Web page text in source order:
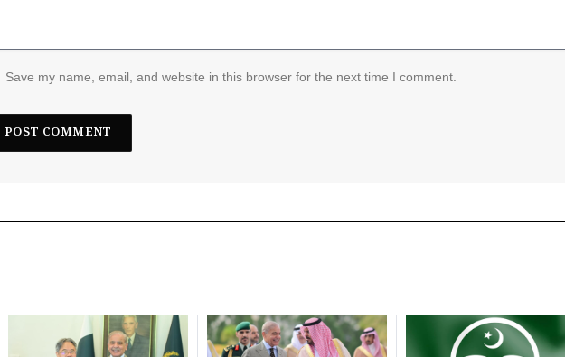
Save my name, email, and website in this browser for the next time I comment.